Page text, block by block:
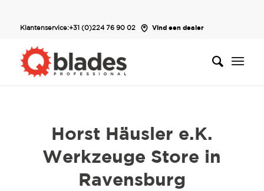
Klantenservice:+31 (0)224 76 90 02 Vind een dealer
Horst Häusler e.K.
Werkzeuge Store in
Ravensburg